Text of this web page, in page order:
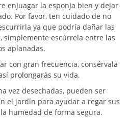
enjuagar la esponja bien y dejar
Por favor, ten cuidado de no
ya que podría dañar las
simplemente escúrrela entre las
aplanadas.
con gran frecuencia, consérvala
prolongarás su vida.
vez desechadas, pueden ser
el jardín para ayudar a regar sus
humedad de forma segura.